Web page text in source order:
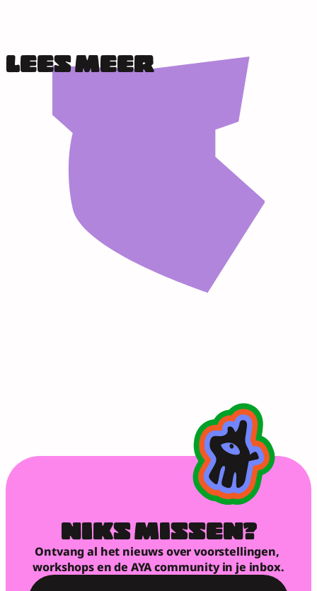
LEES MEER
NIKS MISSEN?
Ontvang al het nieuws over voorstellingen,
workshops en de AYA community in je inbox.